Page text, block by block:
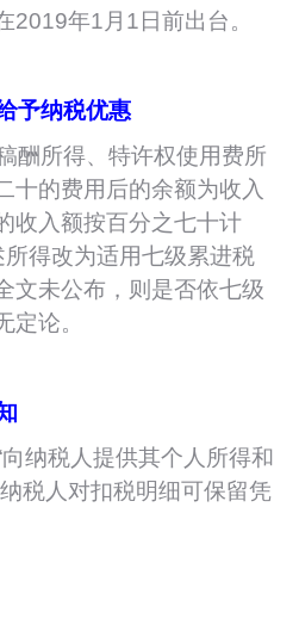
2019年1月1日前出台。
予纳税优惠
酬所得、特许权使用费所
十的费用后的余额为收入
收入额按百分之七十计
得改为适用七级累进税
文未公布，则是否依七级
定论。
纳税人提供其个人所得和
税人对扣税明细可保留凭